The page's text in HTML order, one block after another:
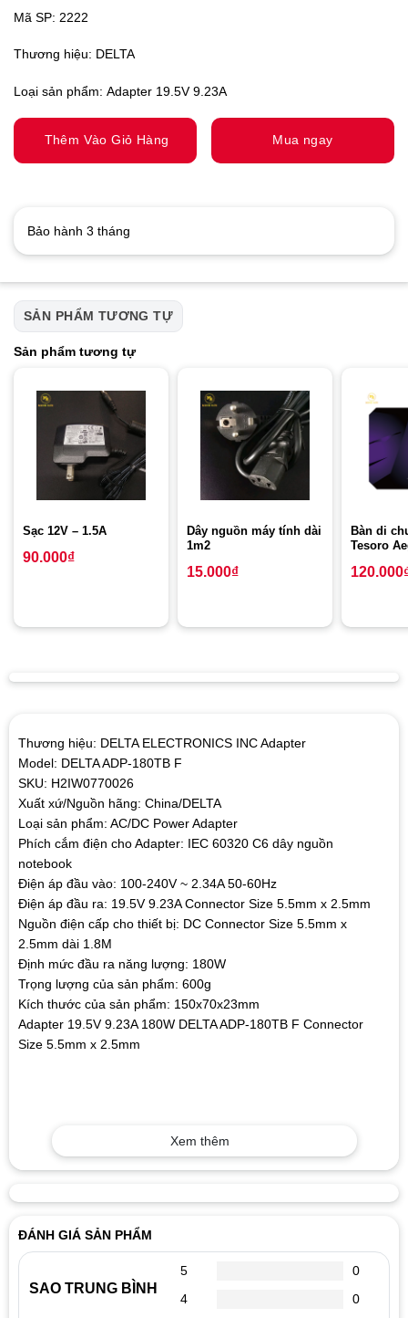
Mã SP: 2222
Thương hiệu: DELTA
Loại sản phẩm: Adapter 19.5V 9.23A
Thêm Vào Giỏ Hàng Mua ngay
Bảo hành 3 tháng
SẢN PHẨM TƯƠNG TỰ
Sản phẩm tương tự
Sạc 12V – 1.5A
90.000₫
Dây nguồn máy tính dài
1m2
15.000₫
Bàn di
Tesoro
120.000
Thương hiệu: DELTA ELECTRONICS INC Adapter
Model: DELTA ADP-180TB F
SKU: H2IW0770026
Xuất xứ/Nguồn hãng: China/DELTA
Loại sản phẩm: AC/DC Power Adapter
Phích cắm điện cho Adapter: IEC 60320 C6 dây nguồn
notebook
Điện áp đầu vào: 100-240V ~ 2.34A 50-60Hz
Điện áp đầu ra: 19.5V 9.23A Connector Size 5.5mm x 2.5mm
Nguồn điện cấp cho thiết bị: DC Connector Size 5.5mm x
2.5mm dài 1.8M
Định mức đầu ra năng lượng: 180W
Trọng lượng của sản phẩm: 600g
Kích thước của sản phẩm: 150x70x23mm
Adapter 19.5V 9.23A 180W DELTA ADP-180TB F Connector
Size 5.5mm x 2.5mm
Xem thêm
ĐÁNH GIÁ SẢN PHẨM
SAO TRUNG BÌNH
5
0
4
0